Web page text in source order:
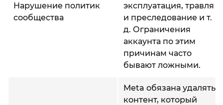
Нарушение политик
сообщества
эксплуатация, травля
и преследование и т.
д. Ограничения
аккаунта по этим
причинам часто
бывают ложными.
Meta обязана удалять
контент, который